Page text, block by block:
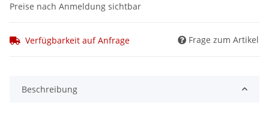
Preise nach Anmeldung sichtbar
Verfügbarkeit auf Anfrage Frage zum Artikel
Beschreibung